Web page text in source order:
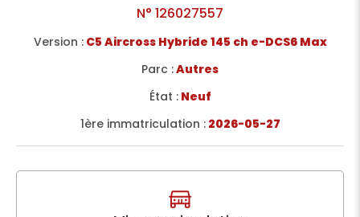
N° 126027557
Version :C5 Aircross Hybride 145 ch e-DCS6 Max
Parc :Autres
État :Neuf
1ère immatriculation :2026-05-27